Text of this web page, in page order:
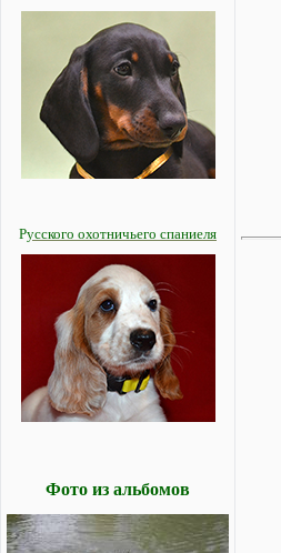
Русского охотничьего спаниеля
Фото из альбомов